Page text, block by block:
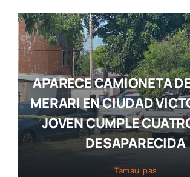
APARECE CAMIONETA
MERARI EN CIUDAD
JOVEN CUMPLE
DESAPARECIDA
Tamaulipas